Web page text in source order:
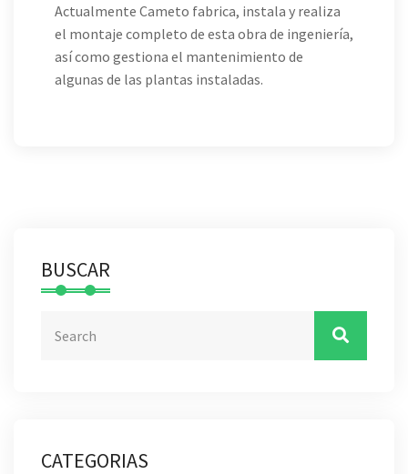
Actualmente Cameto fabrica, instala y realiza
el montaje completo de esta obra de ingeniería,
así como gestiona el mantenimiento de
algunas de las plantas instaladas.
BUSCAR
CATEGORIAS